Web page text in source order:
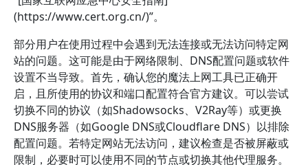
(https://www.cert.org.cn/)”。
部分用户在使用过程中会遇到无法连接或无法访问特定网
站的问题。这可能是由于网络限制、DNS配置问题或软件
设置不当导致。首先，确认您的魔法上网工具已正确开
启，且所使用的协议和端口配置符合官方建议。可以尝试
切换不同的协议（如Shadowsocks、V2Ray等）或更换
DNS服务器（如Google DNS或Cloudflare DNS）以排除
配置问题。若特定网站无法访问，建议检查是否被屏蔽或
限制，必要时可以使用不同的节点或切换其他代理服务。